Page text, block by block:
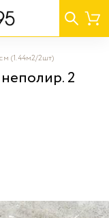
(1.44м2/2шт)
2